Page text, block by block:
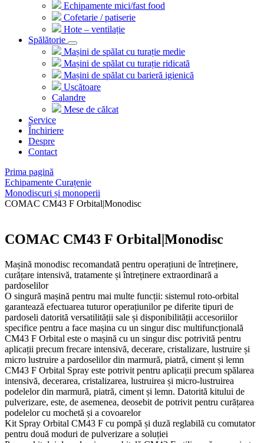
Echipamente mici/fast food
Cofetarie / patiserie
Hote – ventilație
Spălătorie
Mașini de spălat cu turație medie
Mașini de spălat cu turație ridicată
Mașini de spălat cu barieră igienică
Uscătoare
Calandre
Mese de călcat
Service
Închiriere
Despre
Contact
Prima pagină
Echipamente Curațenie
Monodiscuri și monoperii
COMAC CM43 F Orbital|Monodisc
COMAC CM43 F Orbital|Monodisc
Mașină monodisc recomandată pentru operațiuni de întreținere,
curățare intensivă, tratamente și întreținere extraordinară a
pardoselilor
O singură mașină pentru mai multe funcții: sistemul roto-orbital
garantează efectuarea tuturor operațiunilor pe diferite tipuri de
pardoseli datorită versatilității sale și disponibilității accesoriilor
specifice pentru a face mașina cu un singur disc multifuncțională
CM43 F Orbital este o mașină cu un singur disc potrivită pentru
aplicații precum frecare intensivă, decerare, cristalizare, lustruire și
micro lustruire a pardoselilor din marmură, piatră, ciment și lemn
CM43 F Orbital Spray este potrivit pentru aplicații precum spălarea
intensivă, decerarea, cristalizarea, lustruirea și micro-lustruirea
podelelor din marmură, piatră, ciment și lemn. Datorită kitului de
pulverizare, este, de asemenea, deosebit de potrivit pentru curățarea
podelelor cu mochetă și a covoarelor
Kit Spray Orbital CM43 F cu pompă și duză reglabilă cu comutator
pentru două moduri de pulverizare a soluției